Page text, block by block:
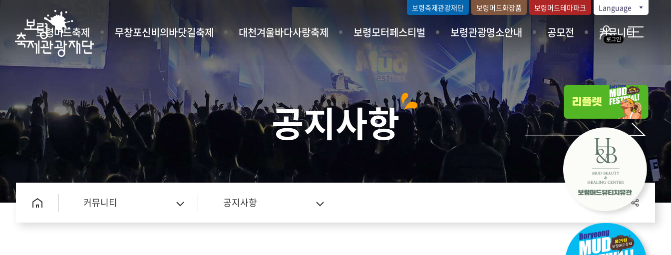
보령머드축제 무창포신비의바닷길축제 대천겨울바다사랑축제 보령모터페스티벌 보령관광명소안내 공모전 커뮤니티
보령축제관광재단 보령머드화장품 보령머드테마파크 Language
로그인
공지사항
커뮤니티 공지사항